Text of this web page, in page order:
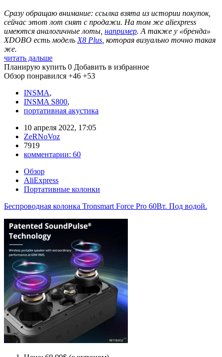
Сразу обращаю внимание: ссылка взята из истории покупок,
сейчас этот лот снят с продажи. На том же aliexpress
имеются аналогичные лоты, например. А также у «бренда»
XDOBO есть модель X8 Plus , которая визуально точно такая
же.
читать дальше
Планирую купить 0 Добавить в избранное
Обзор понравился +46 +53
INSMA,
INSMA S800,
портативная акустика
10 апреля 2022, 17:05
ZeRNoVoz
7919
комментарии: 60
Обзор
AliExpress
Портативные колонки
Беспроводная колонка Tronsmart Force Pro 60Вт. Под водой.